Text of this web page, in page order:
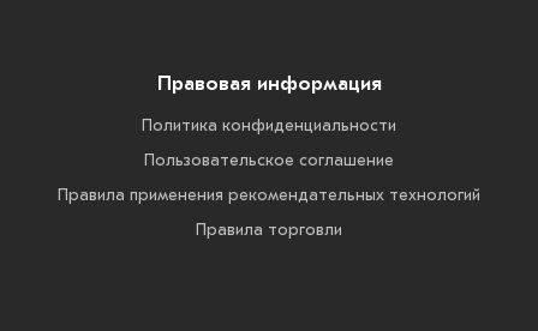
Правовая информация
Политика конфиденциальности
Пользовательское соглашение
Правила применения рекомендательных технологий
Правила торговли